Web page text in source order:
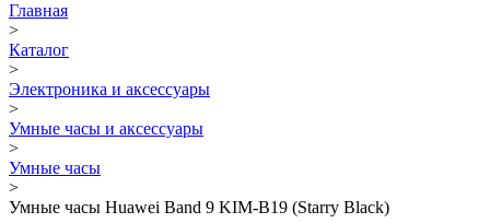
Главная
>
Каталог
>
Электроника и аксессуары
>
Умные часы и аксессуары
>
Умные часы
>
Умные часы Huawei Band 9 KIM-B19 (Starry Black)